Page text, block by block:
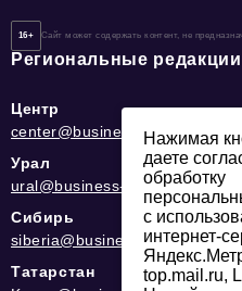
16+ Сайт может содержать контент, не
Региональные редакции
Центр
center@business-
Урал
ural@business-magazine.online
Сибирь
siberia@business-
Татарстан
Нажимая
даете
обработку
с
интернет-
top.mail.ru,